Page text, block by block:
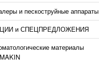
и пескоструйные аппараты
и СПЕЦПРЕДЛОЖЕНИЯ
материалы